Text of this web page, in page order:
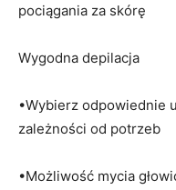
pociągania za skórę
Wygodna depilacja
•Wybierz odpowiednie
zależności od potrzeb
•Możliwość mycia